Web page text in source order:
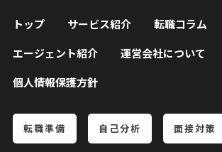
トップ サービス紹介 転職コラム
エージェント紹介
運営会社について
個人情報保護方針
転職準備 自己分析 面接対策